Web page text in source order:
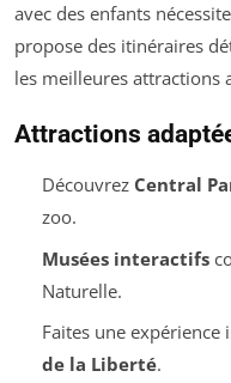
avec des enfants
propose des itinéraires
les meilleures attractions
Attractions
Découvrez Central
zoo.
Musées interactifs
Naturelle.
Faites une
de la Liberté.